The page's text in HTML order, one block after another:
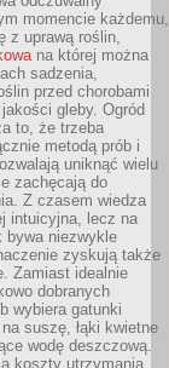
momencie każdemu,
z uprawą roślin,
na której można
sadzenia,
przed chorobami
gleby. Ogród
to, że trzeba
metodą prób i
uniknąć wielu
zachęcają do
Z czasem wiedza
intuicyjna, lecz na
bywa niezwykle
zyskują także
Zamiast idealnie
dobranych
wybiera gatunki
suszę, łąki kwietne
wodę deszczową.
koszty utrzymania